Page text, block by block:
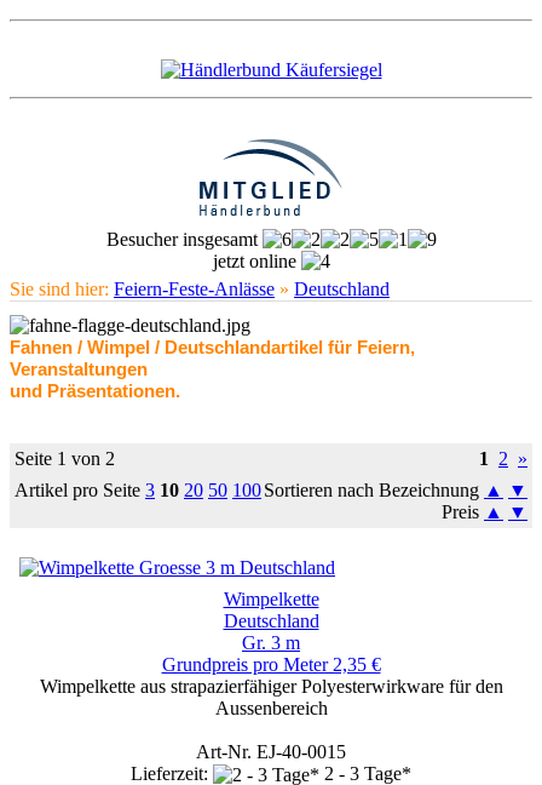
Besucher insgesamt
jetzt online
Sie sind hier: Feiern-Feste-Anlässe » Deutschland
Fahnen / Wimpel / Deutschlandartikel für Feiern,
Veranstaltungen
und Präsentationen.
Seite 1 von 2 1 2 »
Artikel pro Seite 3 10 20 50 100Sortieren nach Bezeichnung ▲
▼
Preis ▲ ▼
Wimpelkette
Deutschland
Gr. 3 m
Grundpreis pro Meter 2,35 €
Wimpelkette aus strapazierfähiger Polyesterwirkware für den
Aussenbereich
Art-Nr. EJ-40-0015
Lieferzeit:
2 - 3 Tage*